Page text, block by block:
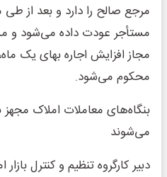
مرجع صالح را دارد و بعد از
مستأجر عودت داده می‌شود و
مجاز افزایش اجاره بهای یک
محکوم می‌شود.
بنگاه‌های معاملات املاک مجهز
می‌شوند
دبیر کارگروه تنظیم و کنترل